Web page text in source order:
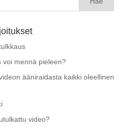
voi mennä pieleen?
ääniraidasta kaikki oleellinen
video?